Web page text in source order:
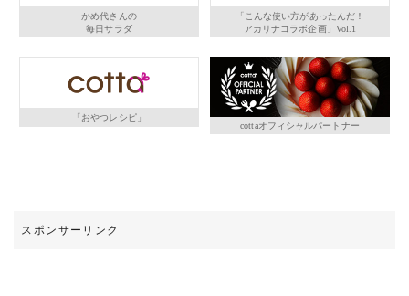
かめ代さんの
毎日サラダ
「こんな使い方があったんだ！
アカリナコラボ企画」Vol.1
「おやつレシピ」
cottaオフィシャルパートナー